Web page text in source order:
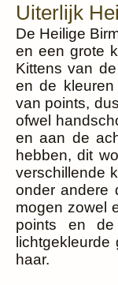
Uiterlijk
De Heilige
en een grote
Kittens van
en de
van points,
ofwel
en aan de
hebben, dit
verschillende
onder andere
mogen zowel
points en
haar.